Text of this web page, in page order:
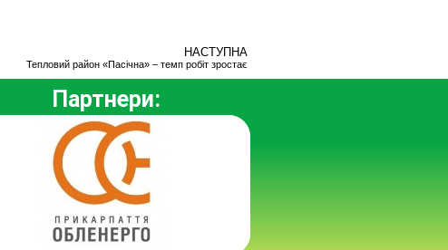
НАСТУПНА
Тепловий район «Пасічна» – темп робіт зростає
Партнери: